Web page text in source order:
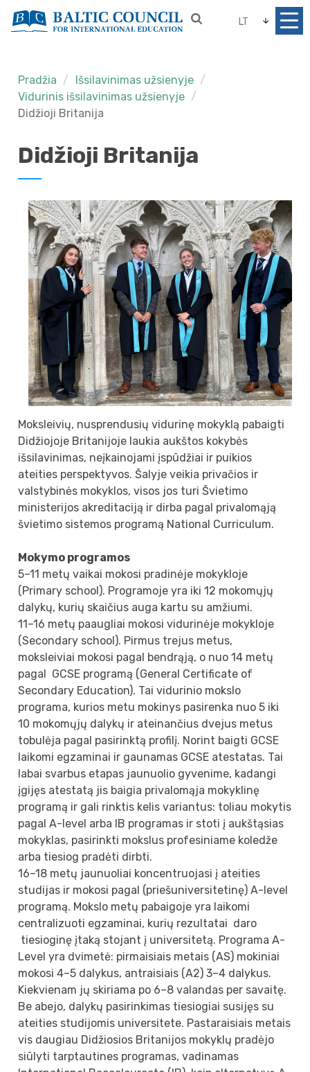
LT
Pradžia
Išsilavinimas užsienyje
Vidurinis išsilavinimas užsienyje
Didžioji Britanija
Didžioji Britanija
Moksleivių, nusprendusių vidurinę mokyklą pabaigti
Didžiojoje Britanijoje laukia aukštos kokybės
išsilavinimas, neįkainojami įspūdžiai ir puikios
ateities perspektyvos. Šalyje veikia privačios ir
valstybinės mokyklos, visos jos turi Švietimo
ministerijos akreditaciją ir dirba pagal privalomąją
švietimo sistemos programą National Curriculum.
Mokymo programos
5–11 metų vaikai mokosi pradinėje mokykloje
(Primary school). Programoje yra iki 12 mokomųjų
dalykų, kurių skaičius auga kartu su amžiumi.
11–16 metų paaugliai mokosi vidurinėje mokykloje
(Secondary school). Pirmus trejus metus,
moksleiviai mokosi pagal bendrąją, o nuo 14 metų
pagal GCSE programą (General Certificate of
Secondary Education). Tai vidurinio mokslo
programa, kurios metu mokinys pasirenka nuo 5 iki
10 mokomųjų dalykų ir ateinančius dvejus metus
tobulėja pagal pasirinktą profilį. Norint baigti GCSE
laikomi egzaminai ir gaunamas GCSE atestatas. Tai
labai svarbus etapas jaunuolio gyvenime, kadangi
įgijęs atestatą jis baigia privalomąja mokyklinę
programą ir gali rinktis kelis variantus: toliau mokytis
pagal A-level arba IB programas ir stoti į aukštąsias
mokyklas, pasirinkti mokslus profesiniame koledže
arba tiesiog pradėti dirbti.
16–18 metų jaunuoliai koncentruojasi į ateities
studijas ir mokosi pagal (priešuniversitetinę) A-level
programą. Mokslo metų pabaigoje yra laikomi
centralizuoti egzaminai, kurių rezultatai daro
tiesioginę įtaką stojant į universitetą. Programa A-
Level yra dvimetė: pirmaisiais metais (AS) mokiniai
mokosi 4–5 dalykus, antraisiais (A2) 3–4 dalykus.
Kiekvienam jų skiriama po 6–8 valandas per savaitę.
Be abejo, dalykų pasirinkimas tiesiogiai susijęs su
ateities studijomis universitete. Pastaraisiais metais
vis daugiau Didžiosios Britanijos mokyklų pradėjo
siūlyti tarptautines programas, vadinamas